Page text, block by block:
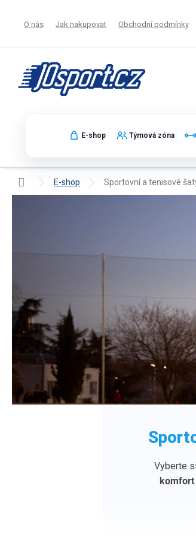
O nás Jak nakupovat Obchodní podmínky
E-shop Týmová zóna
Domů E-shop Sportovní a tenisové
a
Vyberte
komfort